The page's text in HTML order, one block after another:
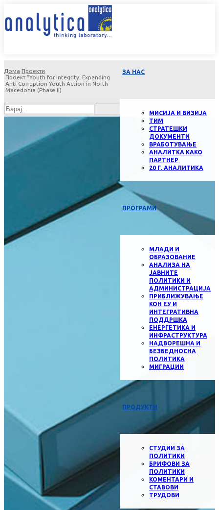
ЗА НАС
МИСИЈА И ВИЗИЈА
ТИМ
СТРАТЕШКИ
ДОКУМЕНТИ
ВРАБОТУВАЊЕ
АНАЛИТКА КАКО
ПАРТНЕР
20 Г. АНАЛИТИКА
ПРОГРАМИ
МЛАДИ И
ОБРАЗОВАНИЕ
АНАЛИЗА НА
ЈАВНИТЕ
ПОЛИТИКИ И
АДМИНИСТРАЦИЈА
ПРИБЛИЖУВАЊЕ
КОН ЕУ И
ИНТЕГРАТИВНА
ПОДДРШКА
ЕНЕРГЕТИКА И
ИНФРАСТРУКТУРА
НАДВОРЕШНА И
БЕЗБЕДНОСНА
ПОЛИТИКА
МИГРАЦИИ
ПРОДУКТИ
СТУДИИ ЗА
ПОЛИТИКИ
БРИФОВИ ЗА
ПОЛИТИКИ
КОМЕНТАРИ И
СТАВОВИ
ТРУДОВИ
Дома Проекти
Проект “Youth for Integrity: Expanding
Anti-Corruption Youth Action in North
Macedonia (Phase II)